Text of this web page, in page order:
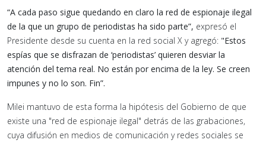
“A cada paso sigue quedando en claro la red de espionaje ilegal
de la que un grupo de periodistas ha sido parte”, expresó el
Presidente desde su cuenta en la red social X y agregó: "Estos
espías que se disfrazan de ‘periodistas’ quieren desviar la
atención del tema real. No están por encima de la ley. Se creen
impunes y no lo son. Fin”.
Milei mantuvo de esta forma la hipótesis del Gobierno de que
existe una "red de espionaje ilegal" detrás de las grabaciones,
cuya difusión en medios de comunicación y redes sociales se